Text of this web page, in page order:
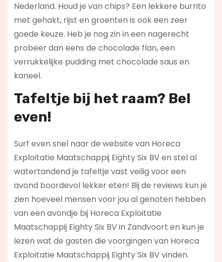
Nederland. Houd je van chips? Een lekkere burrito
met gehakt, rijst en groenten is ook een zeer
goede keuze. Heb je nog zin in een nagerecht
probeer dan eens de chocolade flan, een
verrukkelijke pudding met chocolade saus en
kaneel.
Tafeltje bij het raam? Bel
even!
Surf even snel naar de website van Horeca
Exploitatie Maatschappij Eighty Six BV en stel al
watertandend je tafeltje vast veilig voor een
avond boordevol lekker eten! Bij de reviews kun je
zien hoeveel mensen voor jou al genoten hebben
van een avondje bij Horeca Exploitatie
Maatschappij Eighty Six BV in Zandvoort en kun je
lezen wat de gasten die voorgingen van Horeca
Exploitatie Maatschappij Eighty Six BV vinden.